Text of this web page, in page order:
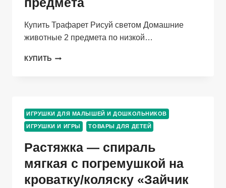
Купить Трафарет Рисуй светом Домашние
животные 2 предмета по низкой…
КУПИТЬ ТРАФАРЕТ
2
ПРЕДМЕТА
ИГРУШКИ ДЛЯ МАЛЫШЕЙ И ДОШКОЛЬНИКОВ
ИГРУШКИ И ИГРЫ ТОВАРЫ ДЛЯ ДЕТЕЙ
Растяжка — спираль
мягкая с погремушкой на
кроватку/коляску «Зайчик